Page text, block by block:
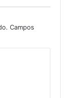
Campos